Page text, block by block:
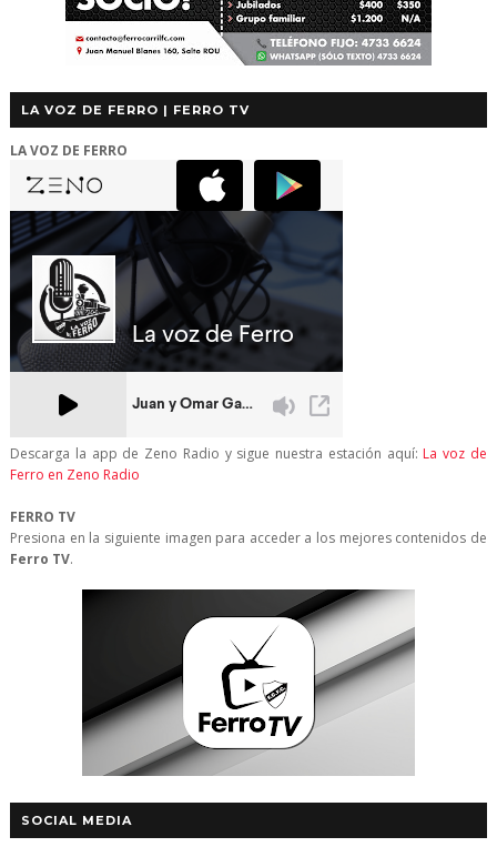
LA VOZ DE FERRO | FERRO TV
LA VOZ DE FERRO
Descarga la app de Zeno Radio y sigue nuestra estación aquí: La voz de
Ferro en Zeno Radio
FERRO TV
Presiona en la siguiente imagen para acceder a los mejores contenidos de
Ferro TV.
SOCIAL MEDIA